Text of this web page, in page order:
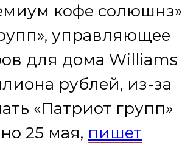
кофе солюшнз»
управляющее
для дома Williams
рублей, из-за
«Патриот групп»
25 мая, пишет